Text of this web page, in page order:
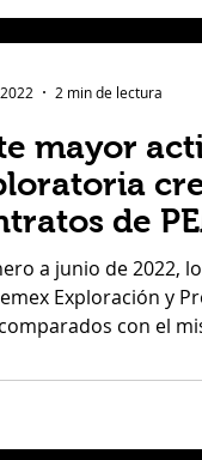
La Gavia
Haddad Musi
noticias
mayor
de
a junio de 2022,
Exploración y
con el
2 min de lectura